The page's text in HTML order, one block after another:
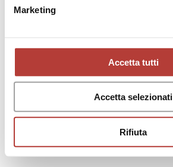
Marketing
Accetta tutti
Accetta selezionati
Rifiuta